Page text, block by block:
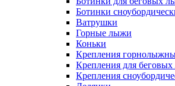
Ботинки
Ватрушки
Горные лыжи
Коньки
Крепления
Крепления для
Крепления